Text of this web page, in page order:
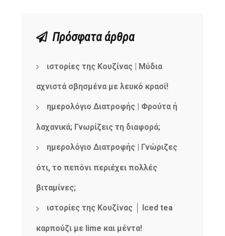
Πρόσφατα άρθρα
ιστορίες της Κουζίνας | Μύδια
αχνιστά σβησμένα με λευκό κρασί!
ημερολόγιο Διατροφής | Φρούτα ή
λαχανικά; Γνωρίζεις τη διαφορά;
ημερολόγιο Διατροφής | Γνώριζες
ότι, το πεπόνι περιέχει πολλές
βιταμίνες;
ιστορίες της Κουζίνας │ Iced tea
καρπούζι με lime και μέντα!